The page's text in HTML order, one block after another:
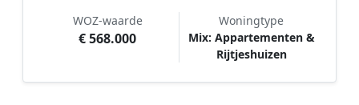
WOZ-waarde
€ 568.000
Woningtype
Mix: Appartementen &
Rijtjeshuizen